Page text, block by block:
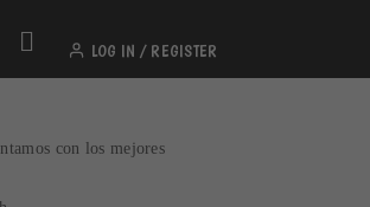
LOG IN / REGISTER
con los mejores